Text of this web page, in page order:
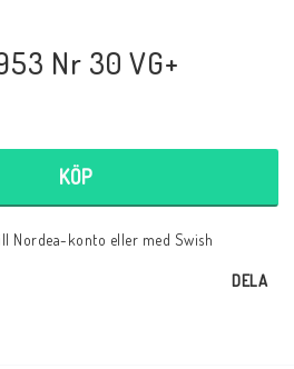
Nr 30 VG+
KÖP
Nordea-konto eller med Swish
DELA